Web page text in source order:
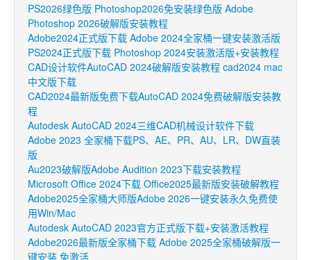
PS2026绿色版 Photoshop2026免安装绿色版 Adobe
Photoshop 2026破解版安装教程
Adobe2024正式版下载 Adobe 2024全家桶一键安装激活版
PS2024正式版下载 Photoshop 2024安装激活版+安装教程
CAD设计软件AutoCAD 2024破解版安装教程 cad2024 mac
中文版下载
CAD2024最新版免费下载AutoCAD 2024免费破解版安装教
程
Autodesk AutoCAD 2024三维CAD机械设计软件下载
Adobe 2023 全家桶下载PS、AE、PR、AU、LR、DW直装
版
Au2023破解版Adobe Audition 2023下载安装教程
Microsoft Office 2024下载 Office2025最新版安装破解教程
Adobe2025全家桶大师版Adobe 2026一键安装永久免费使
用Win/Mac
Autodesk AutoCAD 2023官方正式版下载+安装激活教程
Adobe2026最新版全家桶下载 Adobe 2025全家桶破解版一
键安装 免激活